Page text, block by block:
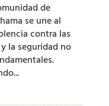
de
se une al
contra las
la seguridad no